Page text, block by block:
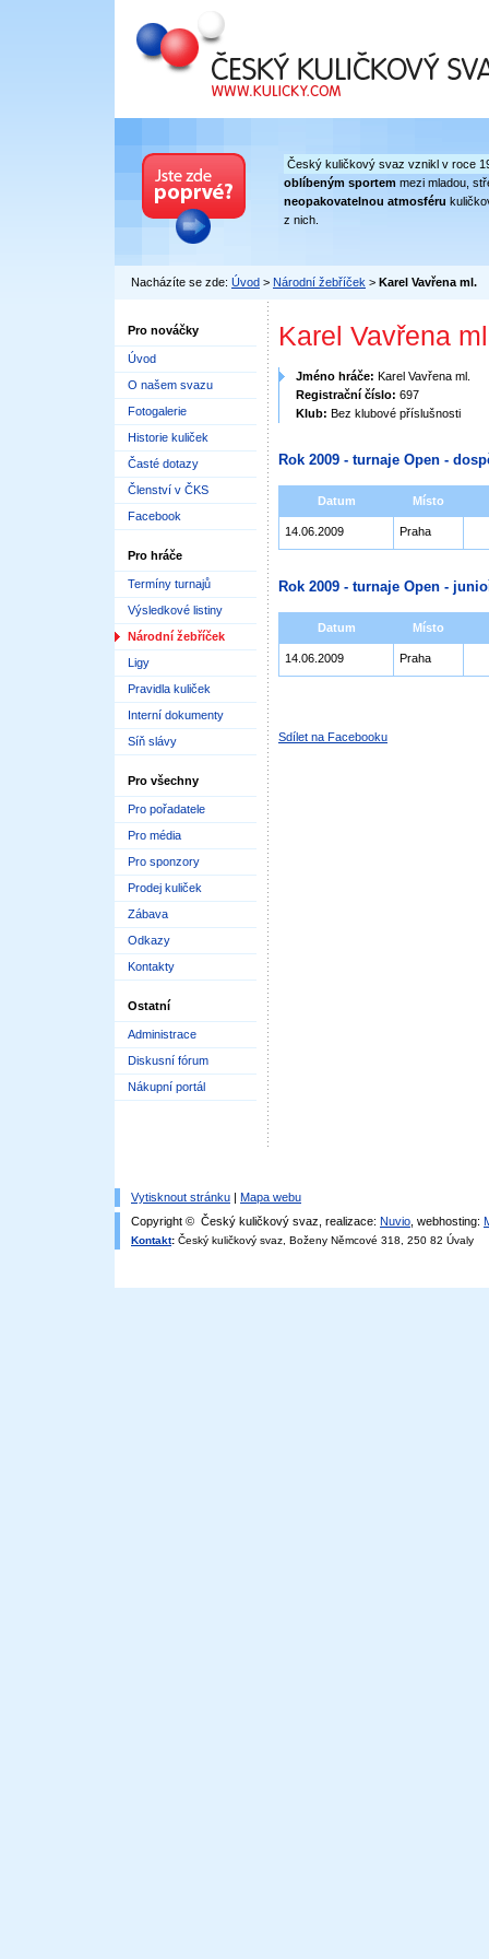
Český kuličkový svaz
Český kuličkový svaz vznikl v roce
oblíbeným sportem mezi mladou,
neopakovatelnou atmosféru
z nich.
Nacházíte se zde: Úvod > Národní žebříček > Karel Vavřena ml.
Pro nováčky
Úvod
O našem svazu
Fotogalerie
Historie kuliček
Časté dotazy
Členství v ČKS
Facebook
Pro hráče
Termíny turnajů
Výsledkové listiny
Národní žebříček
Ligy
Pravidla kuliček
Interní dokumenty
Síň slávy
Pro všechny
Pro pořadatele
Pro média
Pro sponzory
Prodej kuliček
Zábava
Odkazy
Kontakty
Ostatní
Administrace
Diskusní fórum
Nákupní portál
Karel Vavřena
Jméno hráče: Karel Vavřena ml.
Registrační číslo: 697
Klub: Bez klubové příslušnosti
Rok 2009 - turnaje Open -
Datum Místo
14.06.2009 Praha
Rok 2009 - turnaje Open -
Datum Místo
14.06.2009 Praha
Sdílet na Facebooku
Vytisknout stránku | Mapa webu
Copyright © Český kuličkový svaz, realizace: Nuvio , webhosting:
Kontakt: Český kuličkový svaz, Boženy Němcové 318, 250 82 Úvaly